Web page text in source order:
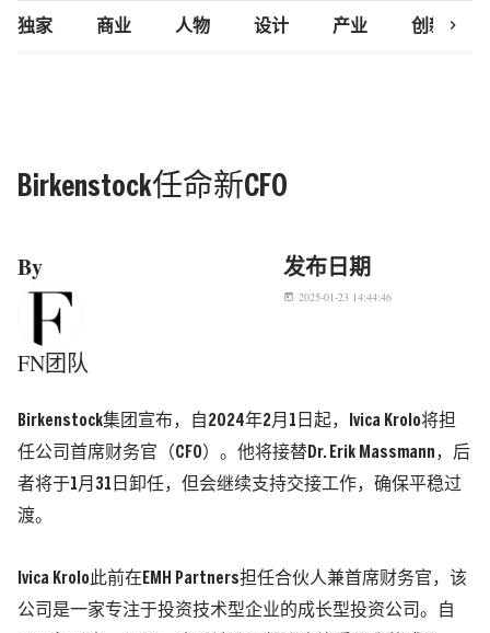
独家 商业 人物 设计 产业 创新研究
chevron_right
Birkenstock任命新CFO
By
FN团队
发布日期
today 2025-01-23 14:44:46
Birkenstock集团宣布，自2024年2月1日起，Ivica Krolo将担
任公司首席财务官（CFO）。他将接替Dr. Erik Massmann，后
者将于1月31日卸任，但会继续支持交接工作，确保平稳过
渡。
Ivica Krolo此前在EMH Partners担任合伙人兼首席财务官，该
公司是一家专注于投资技术型企业的成长型投资公司。自